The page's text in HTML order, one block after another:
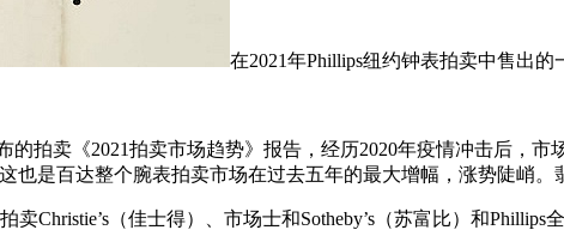
在2021年Phillips纽约钟表拍卖中售出
拍卖《2021拍卖市场趋势》报告，经历2020年疫情冲击后，市
也是百达整个腕表拍卖市场在过去五年的最大增幅，涨势陡峭。
（佳士得）、市场士和Sotheby’s（苏富比）和Phillips